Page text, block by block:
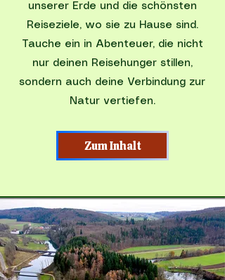
unserer Erde und die schönsten
Reiseziele, wo sie zu Hause sind.
Tauche ein in Abenteuer, die nicht
nur deinen Reisehunger stillen,
sondern auch deine Verbindung zur
Natur vertiefen.
Zum Inhalt